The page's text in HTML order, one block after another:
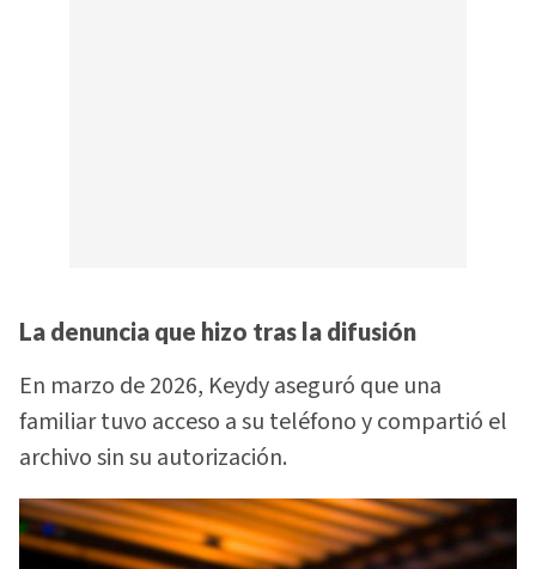
La denuncia que hizo tras la difusión
En marzo de 2026, Keydy aseguró que una
familiar tuvo acceso a su teléfono y compartió el
archivo sin su autorización.